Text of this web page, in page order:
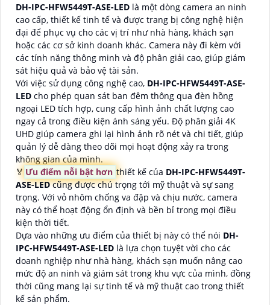
DH-IPC-HFW5449T-ASE-LED là một dòng camera an ninh
cao cấp, thiết kế tinh tế và được trang bị công nghệ hiện
đại để phục vụ cho các vị trí như nhà hàng, khách sạn
hoặc các cơ sở kinh doanh khác. Camera này đi kèm với
các tính năng thông minh và độ phân giải cao, giúp giám
sát hiệu quả và bảo vệ tài sản.
Với việc sử dụng công nghệ cao, DH-IPC-HFW5449T-ASE-
LED cho phép quan sát ban đêm thông qua đèn hồng
ngoại LED tích hợp, cung cấp hình ảnh chất lượng cao
ngay cả trong điều kiện ánh sáng yếu. Độ phân giải 4K
UHD giúp camera ghi lại hình ảnh rõ nét và chi tiết, giúp
quản lý dễ dàng theo dõi mọi hoạt động xảy ra trong
không gian của mình.
️🏅️ Ưu điểm nỗi bật hơn thiết kế của DH-IPC-HFW5449T-
ASE-LEDcũng được chú trọng tới mỹ thuật và sự sang
trọng. Với vỏ nhôm chống va đập và chịu nước, camera
này có thể hoạt động ổn định và bền bỉ trong mọi điều
kiện thời tiết.
Dựa vào những ưu điểm của thiết bị này có thể nói DH-
IPC-HFW5449T-ASE-LED là lựa chọn tuyệt vời cho các
doanh nghiệp như nhà hàng, khách sạn muốn nâng cao
mức độ an ninh và giám sát trong khu vực của mình, đồng
thời cũng mang lại sự tinh tế và mỹ thuật cao trong thiết
kế sản phẩm.